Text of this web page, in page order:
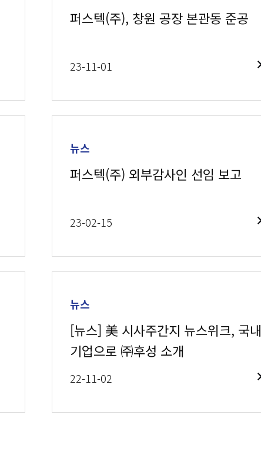
퍼스텍(주), 창원 공장 본관동 준공
23-11-01
뉴스
퍼스텍(주) 외부감사인 선임 보고
23-02-15
뉴스
[뉴스] 美 시사주간지 뉴스위크, 국
기업으로 ㈜후성 소개
22-11-02